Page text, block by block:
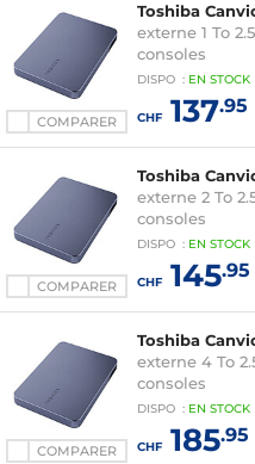
COMPARER
Toshiba
externe 1 To
consoles
DISPO : EN STOCK
CHF137.95
COMPARER
Toshiba
externe 2 To
consoles
DISPO : EN STOCK
CHF145.95
COMPARER
Toshiba
externe 4 To
consoles
DISPO : EN STOCK
CHF185.95